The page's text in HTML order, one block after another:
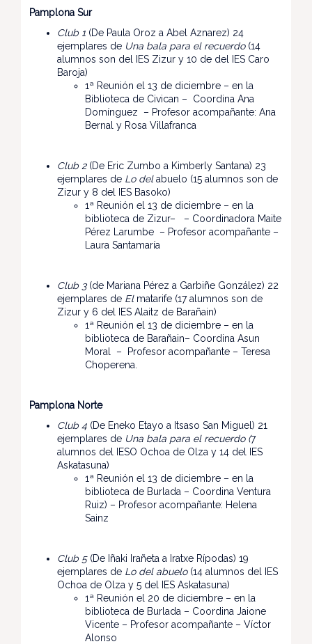
Pamplona Sur
Club 1 (De Paula Oroz a Abel Aznarez) 24
ejemplares de Una bala para el recuerdo (14
alumnos son del IES Zizur y 10 de del IES Caro
Baroja)
1ª Reunión el 13 de diciembre – en la
Biblioteca de Civican – Coordina Ana
Domínguez – Profesor acompañante: Ana
Bernal y Rosa Villafranca
Club 2(De Eric Zumbo a Kimberly Santana) 23
ejemplares de Lo delabuelo (15 alumnos son de
Zizur y 8 del IES Basoko)
1ª Reunión el 13 de diciembre – en la
biblioteca de Zizur– – Coordinadora Maite
Pérez Larumbe – Profesor acompañante –
Laura Santamaría
Club 3(de Mariana Pérez a Garbiñe González) 22
ejemplares de El matarife (17 alumnos son de
Zizur y 6 del IES Alaitz de Barañain)
1ª Reunión el 13 de diciembre – en la
biblioteca de Barañain– Coordina Asun
Moral – Profesor acompañante – Teresa
Choperena.
Pamplona Norte
Club 4 (De Eneko Etayo a Itsaso San Miguel) 21
ejemplares de Una bala para el recuerdo (7
alumnos del IESO Ochoa de Olza y 14 del IES
Askatasuna)
1ª Reunión el 13 de diciembre – en la
biblioteca de Burlada – Coordina Ventura
Ruiz) – Profesor acompañante: Helena
Sainz
Club 5(De Iñaki Irañeta a Iratxe Rípodas) 19
ejemplares de Lo del abuelo (14 alumnos del IES
Ochoa de Olza y 5 del IES Askatasuna)
1ª Reunión el 20 de diciembre – en la
biblioteca de Burlada – Coordina Jaione
Vicente – Profesor acompañante – Víctor
Alonso